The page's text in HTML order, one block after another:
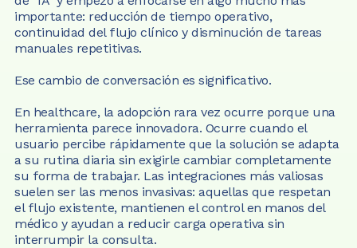
importante: reducción de tiempo operativo,
continuidad del flujo clínico y disminución de tareas
manuales repetitivas.
Ese cambio de conversación es significativo.
En healthcare, la adopción rara vez ocurre porque una
herramienta parece innovadora. Ocurre cuando el
usuario percibe rápidamente que la solución se adapta
a su rutina diaria sin exigirle cambiar completamente
su forma de trabajar. Las integraciones más valiosas
suelen ser las menos invasivas: aquellas que respetan
el flujo existente, mantienen el control en manos del
médico y ayudan a reducir carga operativa sin
interrumpir la consulta.